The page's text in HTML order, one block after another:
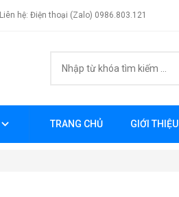
Liên hệ: Điện thoại (Zalo) 0986.803.121
TRANG CHỦ GIỚI THIỆU